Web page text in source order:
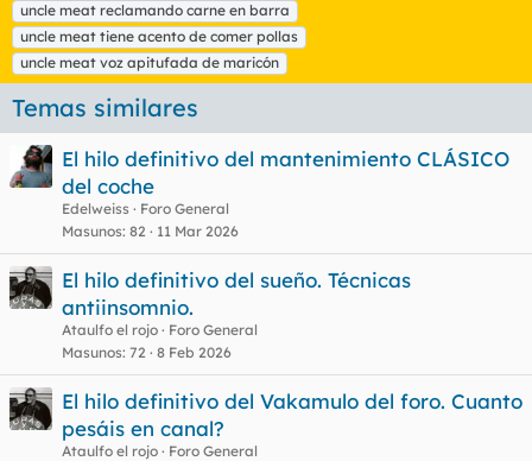
e
t
a
s
uncle meat reclamando carne en barra
uncle meat tiene acento de comer pollas
uncle meat voz apitufada de maricón
Temas similares
El hilo definitivo del mantenimiento CLÁSICO
del coche
Edelweiss
Foro General
Masunos 82 11 Mar 2026
El hilo definitivo del sueño. Técnicas
antiinsomnio.
Ataulfo el rojo
Foro General
Masunos 72 8 Feb 2026
El hilo definitivo del Vakamulo del foro. Cuanto
pesáis en canal?
Ataulfo el rojo
Foro General